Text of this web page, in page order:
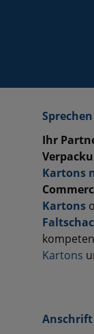
Ihr
Kartons
Kartons
Kartons
Anschrift